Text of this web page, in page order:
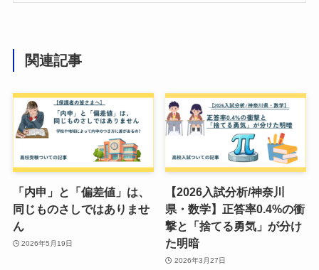
関連記事
「内申」と「偏差値」は、
同じものさしではありませ
ん
2026年5月19日
【2026入試分析/神奈川
県・数学】正答率0.4%の衝
撃と「捨てる勇気」が分け
た明暗
2026年3月27日